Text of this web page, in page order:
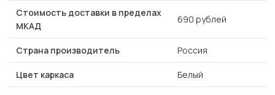
Стоимость доставки в пределах
МКАД
690 рублей
Страна производитель Россия
Цвет каркаса Белый